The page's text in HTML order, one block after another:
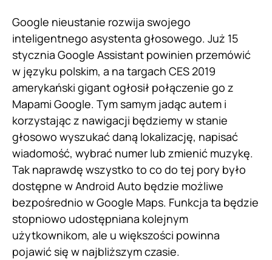
Google nieustanie rozwija swojego
inteligentnego asystenta głosowego. Już 15
stycznia Google Assistant powinien przemówić
w języku polskim, a na targach CES 2019
amerykański gigant ogłosił połączenie go z
Mapami Google. Tym samym jadąc autem i
korzystając z nawigacji będziemy w stanie
głosowo wyszukać daną lokalizację, napisać
wiadomość, wybrać numer lub zmienić muzykę.
Tak naprawdę wszystko to co do tej pory było
dostępne w Android Auto będzie możliwe
bezpośrednio w Google Maps. Funkcja ta będzie
stopniowo udostępniana kolejnym
użytkownikom, ale u większości powinna
pojawić się w najbliższym czasie.